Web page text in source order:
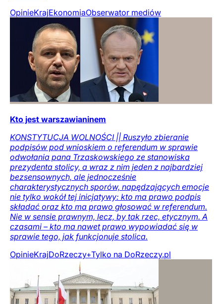
OpinieKrajEkonomiaObserwator mediów
Kto jest warszawianinem
KONSTYTUCJA WOLNOŚCI || Ruszyło zbieranie
podpisów pod wnioskiem o referendum w sprawie
odwołania pana Trzaskowskiego ze stanowiska
prezydenta stolicy, a wraz z nim jeden z najbardziej
bezsensownych, ale jednocześnie
charakterystycznych sporów, napędzających emocje
nie tylko wokół tej inicjatywy: kto ma prawo podpis
składać oraz kto ma prawo głosować w referendum.
Nie w sensie prawnym, lecz, by tak rzec, etycznym. A
czasami – kto ma nawet prawo wypowiadać się w
sprawie tego, jak funkcjonuje stolica.
OpinieKrajDoRzeczy+Tylko na DoRzeczy.pl